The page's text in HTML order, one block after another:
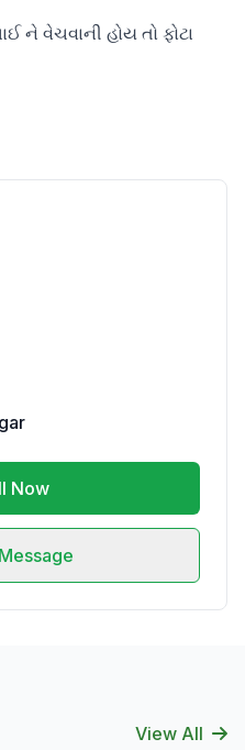
ને વેચવાની હોય તો ફોટા
Now
View All